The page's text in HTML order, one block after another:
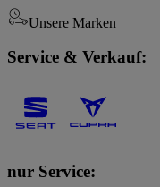
Unsere Marken
Service & Verkauf:
nur Service: